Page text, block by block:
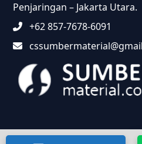
Penjaringan – Jakarta Utara.
+62 857-7678-6091
@2024